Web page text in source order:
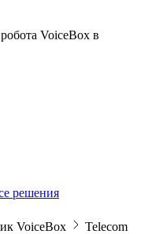
VoiceBox в
решения
VoiceBox
Telecom